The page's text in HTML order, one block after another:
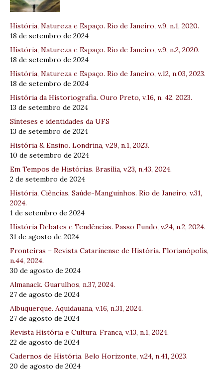
História, Natureza e Espaço. Rio de Janeiro, v.9, n.1, 2020.
18 de setembro de 2024
História, Natureza e Espaço. Rio de Janeiro, v.9, n.2, 2020.
18 de setembro de 2024
História, Natureza e Espaço. Rio de Janeiro, v.12, n.03, 2023.
18 de setembro de 2024
História da Historiografia. Ouro Preto, v.16, n. 42, 2023.
13 de setembro de 2024
Sínteses e identidades da UFS
13 de setembro de 2024
História & Ensino. Londrina, v.29, n.1, 2023.
10 de setembro de 2024
Em Tempos de Histórias. Brasília, v.23, n.43, 2024.
2 de setembro de 2024
História, Ciências, Saúde-Manguinhos. Rio de Janeiro, v.31,
2024.
1 de setembro de 2024
História Debates e Tendências. Passo Fundo, v.24, n.2, 2024.
31 de agosto de 2024
Fronteiras – Revista Catarinense de História. Florianópolis,
n.44, 2024.
30 de agosto de 2024
Almanack. Guarulhos, n.37, 2024.
27 de agosto de 2024
Albuquerque. Aquidauana, v.16, n.31, 2024.
27 de agosto de 2024
Revista História e Cultura. Franca, v.13, n.1, 2024.
22 de agosto de 2024
Cadernos de História. Belo Horizonte, v.24, n.41, 2023.
20 de agosto de 2024